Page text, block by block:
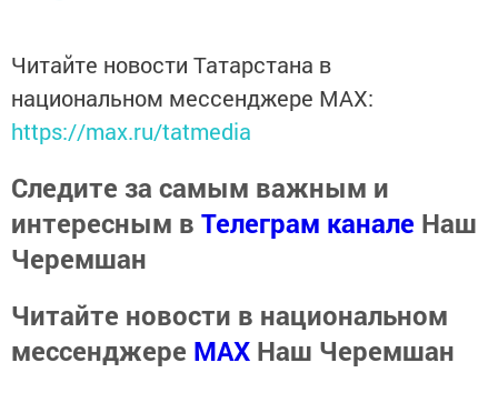
Читайте новости Татарстана в
национальном мессенджере MАХ:
https://max.ru/tatmedia
Следите за самым важным и
интересным в Телеграм канале Наш
Черемшан
Читайте новости в национальном
мессенджере MАХ Наш Черемшан